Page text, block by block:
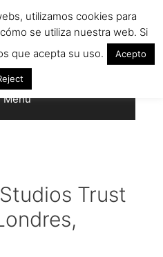
Menú
Trust
utilizamos cookies para
se utiliza nuestra web. Si
que acepta su uso.
Acepto